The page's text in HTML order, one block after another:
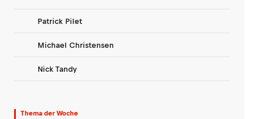
Patrick Pilet
Michael Christensen
Nick Tandy
Thema der Woche